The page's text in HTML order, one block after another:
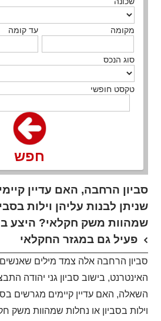
מקומה עד קומה
סוג הנכס
טקסט חופשי
חפש
סביון הרחבה, האם עדיין
שניתן לבנות עליהן וילות
שמהוות משק חקלאי? היצע
פעיל גם במגזר החקלאי
סביון הרחבה אלה צמד מילים
האינטרנט, בישוב סביון גני יהודה
השאלה, האם עדיין קיימים מגרשים
וילות בסביון או נחלות שמהוות משק